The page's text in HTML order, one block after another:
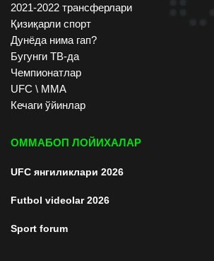
2021-2022 трансферлари
Қизиқарли спорт
Дунёда нима гап?
Бугунги ТВ-да
Чемпионатлар
UFC \ ММА
Кечаги ўйинлар
ОММАБОП ЛОЙИХАЛАР
UFC янгиликлари 2026
Futbol videolar 2026
Sport forum